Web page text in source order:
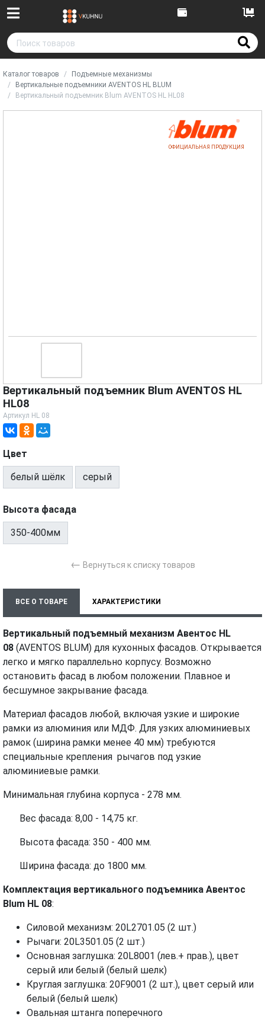
Каталог товаров
Подъемные механизмы
Вертикальные подъемники AVENTOS HL BLUM
Вертикальный подъемник Blum AVENTOS HL HL08
ОФИЦИАЛЬНАЯ ПРОДУКЦИЯ
Вертикальный подъемник Blum AVENTOS HL
HL08
Артикул HL 08
Цвет
белый шёлк серый
Высота фасада
350-400мм
← Вернуться к списку товаров
ВСЕ О ТОВАРЕ ХАРАКТЕРИСТИКИ
ВИДЕО
Вертикальный подъемный механизм Авентос HL
08 (AVENTOS BLUM) для кухонных фасадов. Открывается
легко и мягко параллельно корпусу. Возможно
остановить фасад в любом положении. Плавное и
бесшумное закрывание фасада.
Материал фасадов любой, включая узкие и широкие
рамки из алюминия или МДФ. Для узких алюминиевых
рамок (ширина рамки менее 40 мм) требуются
специальные крепления рычагов под узкие
алюминиевые рамки.
Минимальная глубина корпуса - 278 мм.
Вес фасада: 8,00 - 14,75 кг.
Высота фасада: 350 - 400 мм.
Ширина фасада: до 1800 мм.
Комплектация вертикального подъемника Авентос
Blum HL 08:
Силовой механизм: 20L2701.05 (2 шт.)
Рычаги: 20L3501.05 (2 шт.)
Основная заглушка: 20L8001 (лев.+ прав.), цвет
серый или белый (белый шелк)
Круглая заглушка: 20F9001 (2 шт.), цвет серый или
белый (белый шелк)
Овальная штанга поперечного